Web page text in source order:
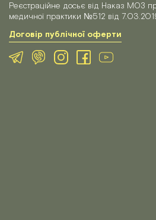
Реєстраційне досьє від Наказ МОЗ
медичної практики №512 від
Договір публічної оферти